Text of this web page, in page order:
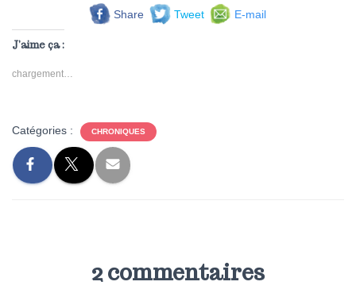
Share Tweet E-mail
J’aime ça :
chargement…
Catégories : CHRONIQUES
2 commentaires